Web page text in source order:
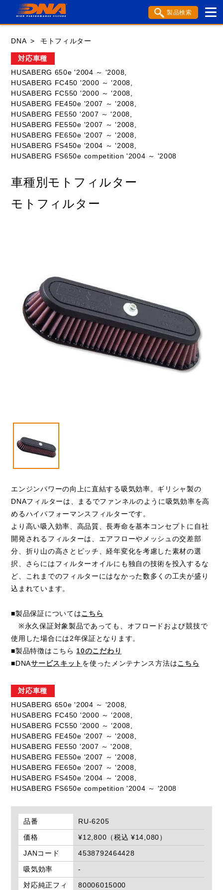
製品検索
HONDA YAMAHA SUZUKI
KAWASAKI APRILIA
BSA BUELL DUCATI
GILERA HARLEY DAVIDSON
DNA モトフィルター
対応車種
HUSABERG 650e '2004 ～ '2008,
HUSABERG FC450 '2000 ～ '2008,
HUSABERG FC550 '2000 ～ '2008,
HUSABERG FE450e '2007 ～ '2008,
HUSABERG FE550 '2007 ～ '2008,
HUSABERG FE550e '2007 ～ '2008,
HUSABERG FE650e '2007 ～ '2008,
HUSABERG FS450e '2004 ～ '2008,
HUSABERG FS650e competition '2004 ～ '2008
車種別モトフィルター
モトフィルター
エンジンパワーの向上に直結する吸気効率。ギリシャ製の
DNAフィルターは、まるでファンネルのように吸気効率を高
めるハイパフォーマンスフィルターです。
より高い吸入効率、高品質、長寿命を基本コンセプトに自社
開発されるフィルターは、エアフローやメッシュの交差部
分、折り山の高さとピッチ、経年変化を考慮した素材の選
択、さらにはフィルターオイルにも独自の技術を投入するな
ど、これまでのフィルターにはなかった数多くの工夫が盛り
込まれています。
■製品保証についてはこちら
※永久保証対象製品であっても、オフロードおよび競技で
使用した場合には2年保証となります。
■製品特徴はこちら 10のこだわり
■DNAサービスキット を使ったメンテナンス方法はこちら
対応車種
HUSABERG 650e '2004 ～ '2008,
HUSABERG FC450 '2000 ～ '2008,
HUSABERG FC550 '2000 ～ '2008,
HUSABERG FE450e '2007 ～ '2008,
HUSABERG FE550 '2007 ～ '2008,
HUSABERG FE550e '2007 ～ '2008,
HUSABERG FE650e '2007 ～ '2008,
HUSABERG FS450e '2004 ～ '2008,
HUSABERG FS650e competition '2004 ～ '2008
品番
RU-6205
価格
¥12,800（税込 ¥14,080）
JANコード
4538792464428
吸気効率
-
対応純正フィ
80006015000